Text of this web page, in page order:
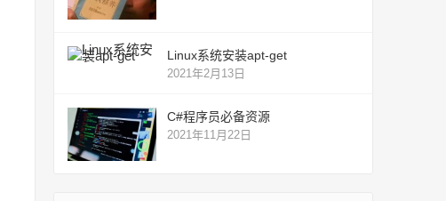
Linux系统安装apt-get
2021年2月13日
C#程序员必备资源
2021年11月22日